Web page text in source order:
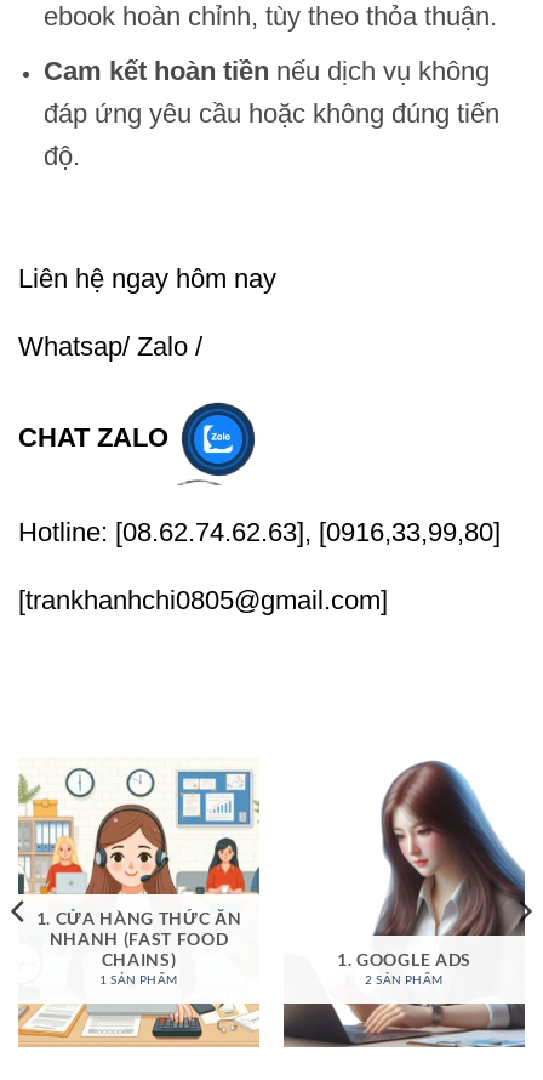
ebook hoàn chỉnh, tùy theo thỏa thuận.
Cam kết hoàn tiền nếu dịch vụ không
đáp ứng yêu cầu hoặc không đúng tiến
độ.
Liên hệ ngay hôm nay
Whatsap/ Zalo /
CHAT ZALO
Hotline: [08.62.74.62.63], [0916,33,99,80]
[trankhanhchi0805@gmail.com]
1. CỬA HÀNG THỨC ĂN
NHANH (FAST FOOD
CHAINS)
1 SẢN PHẨM
1. GOOGLE ADS
2 SẢN PHẨM